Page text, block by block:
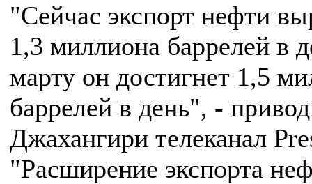
"Сейчас экспорт нефти
1,3 миллиона баррелей в
марту он достигнет 1,5
баррелей в день", -
Джахангири телеканал
"Расширение экспорта